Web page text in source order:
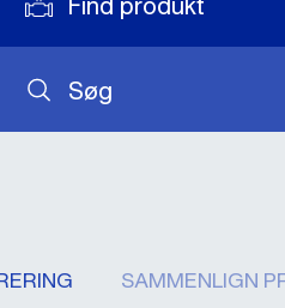
Søg
SAMMENLIGN